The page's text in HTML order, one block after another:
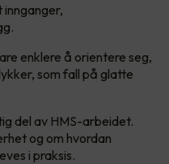
enklere å orientere seg,
som fall på glatte
del av HMS-arbeidet.
og om hvordan
i praksis.